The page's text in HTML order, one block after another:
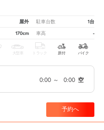
屋外 駐車台数 1台
170cm 車高 -
大型車 トラック 原付 バイク
0:00 ～ 0:00 空
予約へ